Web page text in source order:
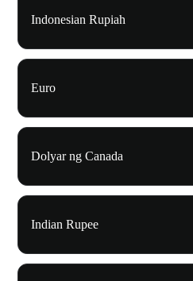
Indonesian Rupiah
Euro
Dolyar ng Canada
Indian Rupee